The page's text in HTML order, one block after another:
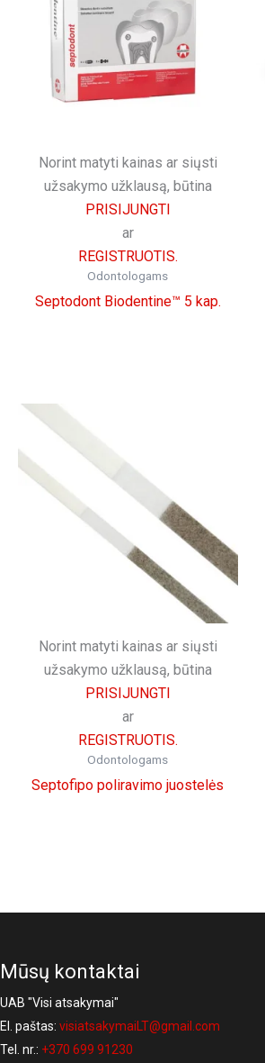
Norint matyti kainas ar siųsti
užsakymo užklausą, būtina
PRISIJUNGTI
ar
REGISTRUOTIS.
Odontologams
Septodont Biodentine™ 5 kap.
Norint matyti kainas ar siųsti
užsakymo užklausą, būtina
PRISIJUNGTI
ar
REGISTRUOTIS.
Odontologams
Septofipo poliravimo juostelės
Mūsų kontaktai
UAB "Visi atsakymai"
El. paštas: visiatsakymaiLT@gmail.com
Tel. nr.: +370 699 91230